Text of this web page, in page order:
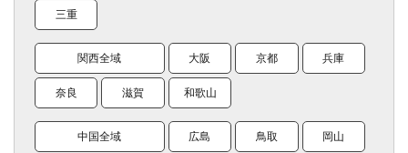
三重
関西全域 大阪 京都 兵庫
奈良 滋賀 和歌山
中国全域 広島 鳥取 岡山